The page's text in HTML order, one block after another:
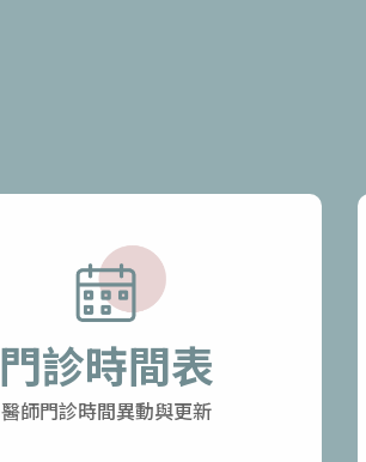
門診時間表
醫師門診時間異動與更新